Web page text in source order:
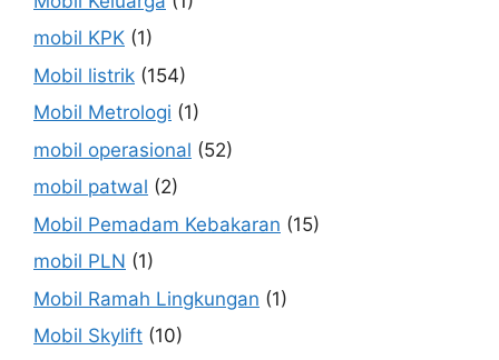
mobil KPK (1)
Mobil listrik (154)
Mobil Metrologi (1)
mobil operasional (52)
mobil patwal (2)
Mobil Pemadam Kebakaran (15)
mobil PLN (1)
Mobil Ramah Lingkungan (1)
Mobil Skylift (10)